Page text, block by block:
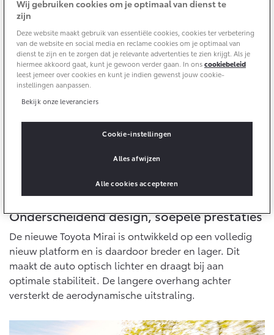
Corolla Cross
HYBRIDE
Toyota C-HR
OOK ALS PLUG-IN
HYBRIDE
BATTERIJ-ELEKTRISCH
Vanaf € 37.995,-
PLUG-IN HYBRIDE
Vanaf € 49.995,-
BATTERIJ-ELEKTRISCH
BATTERIJ-ELEKTRISCH
10 jaar batterijgarantie
Toyota fabrieksgarantie
Onderdelen & Accessoires
Onderdelen
MyToyota login
MyToyota App
Abonnementen
Multimedia
Connected check
Energie en slim laden
Verzekeren
Toyota Autoverzekering
Toyota Hybride Autoverzekering
Bedrijfswagens
Bedrijfswagens op maat
Financieren of leasen
Verzekeren
aandrijving, en laat alleen water achter.
Onderscheidend design, soepele prestaties
De nieuwe Toyota Mirai is ontwikkeld op een volledig
nieuw platform en is daardoor breder en lager. Dit
maakt de auto optisch lichter en draagt bij aan
optimale stabiliteit. De langere overhang achter
versterkt de aerodynamische uitstraling.
Wij gebruiken cookies om je optimaal van dienst te
zijn
Deze website maakt gebruik van essentiële cookies, cookies ter verbetering
van de website en social media en reclame cookies om je optimaal van
dienst te zijn en te zorgen dat je relevante advertenties te zien krijgt. Als je
hiermee akkoord gaat, kunt je gewoon verder gaan. In onscookiebeleid
leest jemeer over cookies en kunt je indien gewenst jouw cookie-
instellingen aanpassen.
Bekijk onze leveranciers
Cookie-instellingen
Alles afwijzen
Alle cookies accepteren